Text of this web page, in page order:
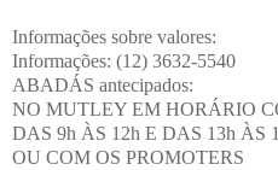
Informações sobre valores:
Informações: (12) 3632-5540
ABADÁS antecipados:
NO MUTLEY EM HORÁRIO
DAS 9h ÀS 12h E DAS 13h ÀS
OU COM OS PROMOTERS